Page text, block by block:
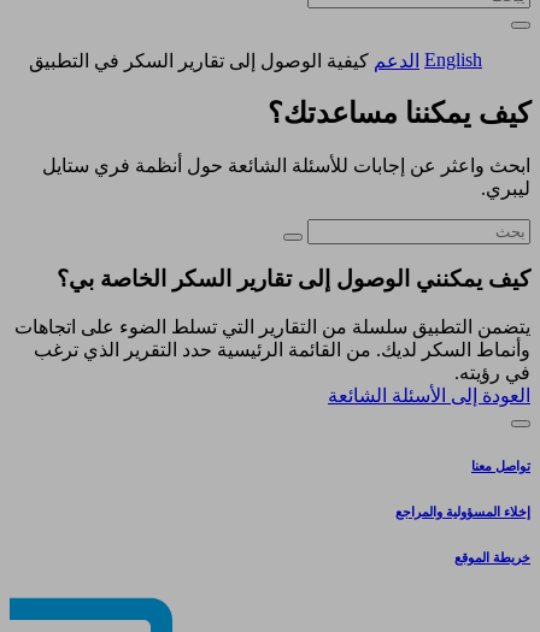
English الدعم كيفية الوصول إلى تقارير السكر في التطبيق
كيف يمكننا مساعدتك؟
ابحث واعثر عن إجابات للأسئلة الشائعة حول أنظمة فري ستايل
ليبري.
كيف يمكنني الوصول إلى تقارير السكر الخاصة بي؟
يتضمن التطبيق سلسلة من التقارير التي تسلط الضوء على اتجاهات
وأنماط السكر لديك. من القائمة الرئيسية حدد التقرير الذي ترغب
في رؤيته.
العودة إلى الأسئلة الشائعة
تواصل معنا
إخلاء المسؤولية والمراجع
خريطة الموقع